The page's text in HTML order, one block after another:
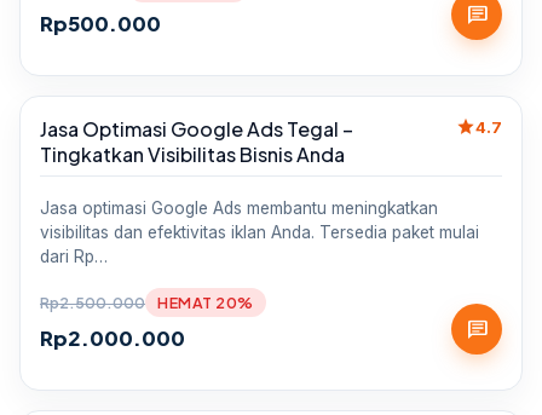
Rp500.000 chat
Sale
Jasa Optimasi Google Ads Tegal –
Tingkatkan Visibilitas Bisnis Anda
star4.7
Jasa optimasi Google Ads membantu meningkatkan
visibilitas dan efektivitas iklan Anda. Tersedia paket mulai
dari Rp…
Rp2.500.000
Rp2.000.000
HEMAT 20%
chat